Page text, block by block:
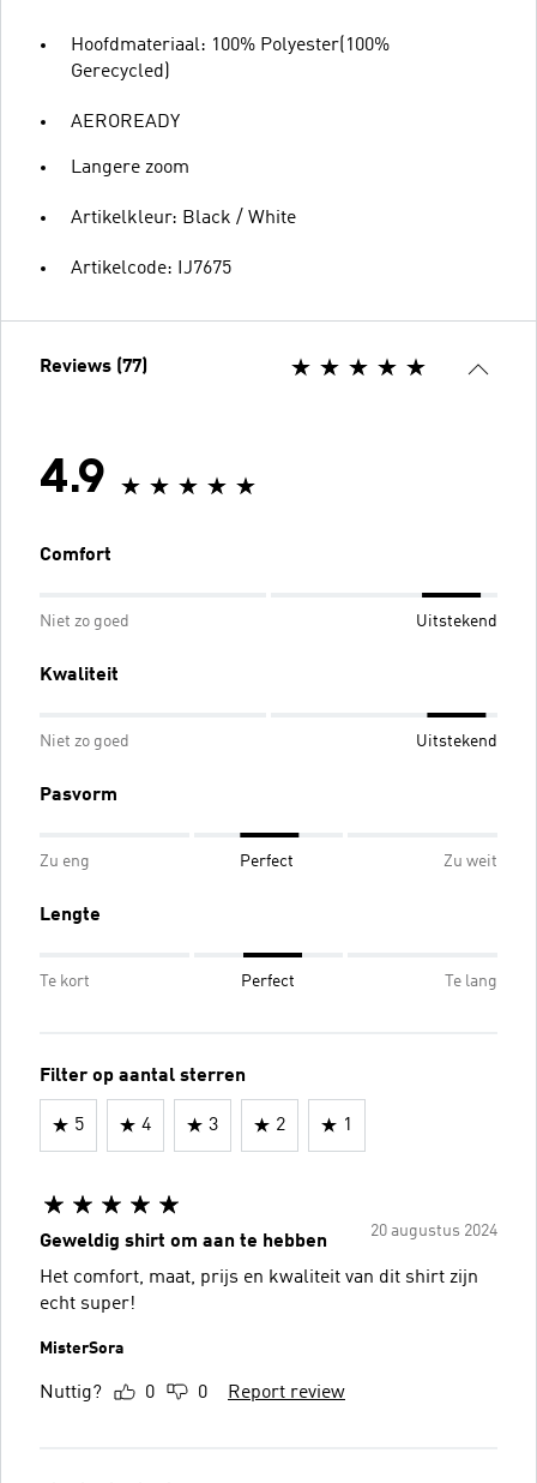
Hoofdmateriaal: 100% Polyester(100%
Gerecycled)
AEROREADY
Langere zoom
Artikelkleur: Black / White
Artikelcode: IJ7675
Reviews (77)
4.9
Comfort
Niet zo goed Uitstekend
Kwaliteit
Niet zo goed Uitstekend
Pasvorm
Zu eng Perfect Zu weit
Lengte
Te kort Perfect Te lang
Filter op aantal sterren
5 4 3 2 1
20 augustus 2024
Geweldig shirt om aan te hebben
Het comfort, maat, prijs en kwaliteit van dit shirt zijn
echt super!
MisterSora
Nuttig? 0 0 Report review